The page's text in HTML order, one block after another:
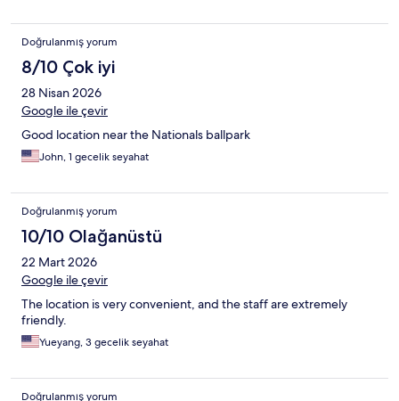
Doğrulanmış yorum
8/10 Çok iyi
28 Nisan 2026
Google ile çevir
Good location near the Nationals ballpark
John, 1 gecelik seyahat
Doğrulanmış yorum
10/10 Olağanüstü
22 Mart 2026
Google ile çevir
The location is very convenient, and the staff are extremely
friendly.
Yueyang, 3 gecelik seyahat
Doğrulanmış yorum